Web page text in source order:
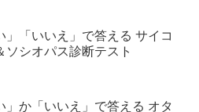
」「いいえ」で答える サイコ
ソシオパス診断テスト
」か「いいえ」で答える オタ